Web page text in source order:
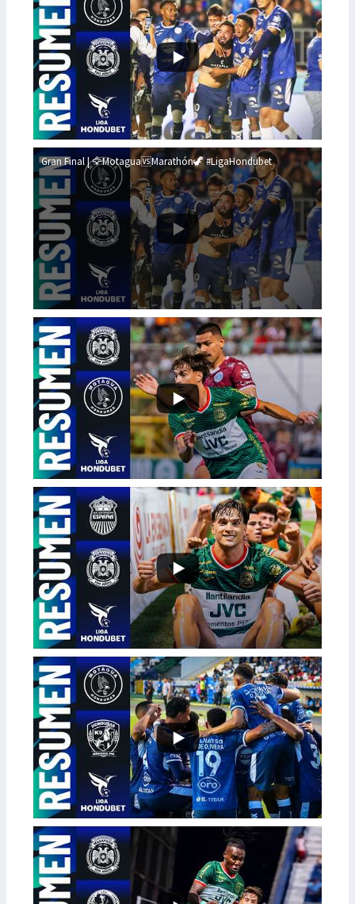
Gran Final | 🦅Motagua🆚Marathón🦖 #LigaHondubet